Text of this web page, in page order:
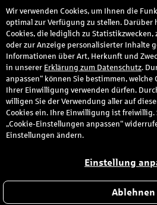
Anmeldung
Bitte melden Sie sich hier mit Ihrer E-
Ihnen gewählten Passwort an.
Sie sind zum ersten Mal hier?
Wir verwenden Cookies, um Ihnen die
optimal zur Verfügung zu stellen. Darüber
Cookies, die lediglich zu Statistikzwecken,
oder zur Anzeige personalisierter Inhalte
Informationen über Art, Herkunft und
in unserer Erklärung zum Datenschutz.
anpassen“ können Sie bestimmen, welche
Ihrer Einwilligung verwenden dürfen.
willigen Sie der Verwendung aller auf
Cookies ein. Ihre Einwilligung ist
„Cookie-Einstellungen anpassen“
Einstellungen ändern.
Einstellung
Ablehnen